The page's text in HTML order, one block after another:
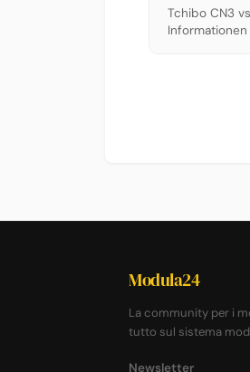
Tchibo CN3
Modula24
La community per i
tutto sul sistema
Newsletter